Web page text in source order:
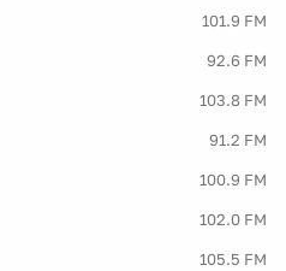
101.9 FM
92.6 FM
103.8 FM
91.2 FM
100.9 FM
102.0 FM
105.5 FM